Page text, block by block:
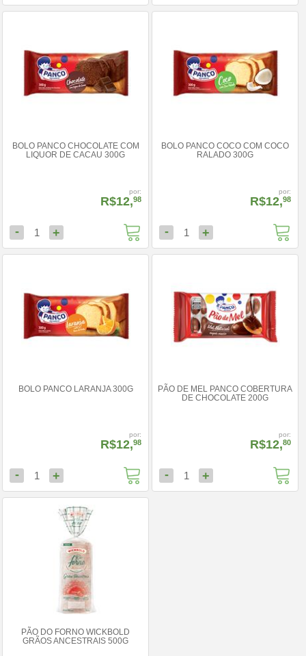
BOLO PANCO CHOCOLATE COM
LIQUOR DE CACAU 300G
por:
R$12,98
- 1 +
BOLO PANCO COCO COM COCO
RALADO 300G
por:
R$12,98
- 1 +
BOLO PANCO LARANJA 300G
por:
R$12,98
- 1 +
PÃO DE MEL PANCO COBERTURA
DE CHOCOLATE 200G
por:
R$12,80
- 1 +
PÃO DO FORNO WICKBOLD
GRÃOS ANCESTRAIS 500G